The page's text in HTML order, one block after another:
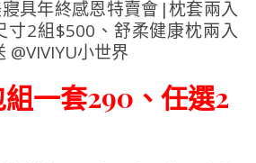
一套290、任選2